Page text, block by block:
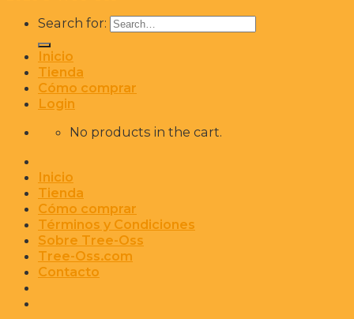
Search for:
Inicio
Tienda
Cómo comprar
Login
No products in the cart.
Inicio
Tienda
Cómo comprar
Términos y Condiciones
Sobre Tree-Oss
Tree-Oss.com
Contacto